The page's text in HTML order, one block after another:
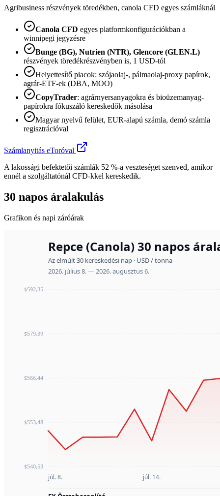
Agribusiness részvények töredékben, canola CFD egyes számláknál
Canola CFD egyes platformkonfigurációkban a
winnipegi jegyzésre
Bunge (BG), Nutrien (NTR), Glencore (GLEN.L)
részvények töredékrészvényben is, 1 USD-tól
Helyettesítő piacok: szójaolaj-, pálmaolaj-proxy papírok,
agrár-ETF-ek (DBA, MOO)
CopyTrader: agrárnyersanyagokra és bioüzemanyag-
papírokra fókuszáló kereskedők másolása
Magyar nyelvű felület, EUR-alapú számla, demó számla
regisztrációval
Számlanyitás eToróval
A lakossági befektetői számlák 52 %-a veszteséget szenved, amikor
ennél a szolgáltatónál CFD-kkel kereskedik.
30 napos áralakulás
Grafikon és napi záróárak